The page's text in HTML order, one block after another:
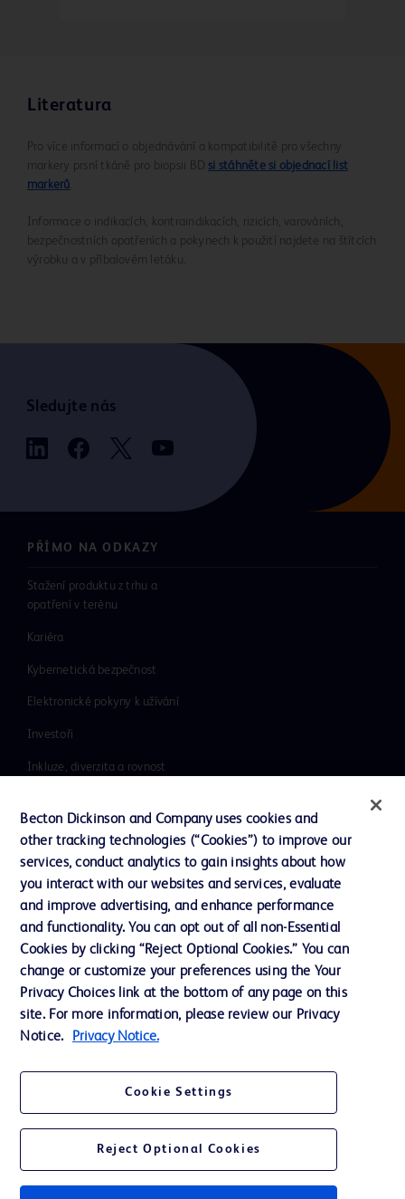
Literatura
Pro více informací o objednávání a kompatibilitě pro všechny
markery prsní tkáně pro biopsii BDsi stáhněte si objednací list
markerů.
Informace o indikacích, kontraindikacích, rizicích, varováních,
bezpečnostních opatřeních a pokynech k použití najdete na štítcích
výrobku a v příbalovém letáku.
Sledujte nás
PŘÍMO NA ODKAZY
Stažení produktu z trhu a
opatření v terénu
Kariéra
Kybernetická bezpečnost
Elektronické pokyny k užívání
Investoři
Inkluze, diverzita a rovnost
Naše společnost
Etika a dodržování předpisů
Podpora
Kontaktujte nás
Předvolby souborů cookie
Soukromí
© 2024 BD. Všechna práva vyhrazena. BD a logo BD jsou ochranné známky
společnosti Becton, Dickinson and Company. Všechny ostatní ochranné
Becton Dickinson and Company uses cookies and
other tracking technologies (“Cookies”) to improve our
services, conduct analytics to gain insights about how
you interact with our websites and services, evaluate
and improve advertising, and enhance performance
and functionality. You can opt out of all non-Essential
Cookies by clicking “Reject Optional Cookies.” You can
change or customize your preferences using the Your
Privacy Choices link at the bottom of any page on this
site. For more information, please review our Privacy
Notice.
Privacy Notice.
Cookie Settings
Reject Optional Cookies